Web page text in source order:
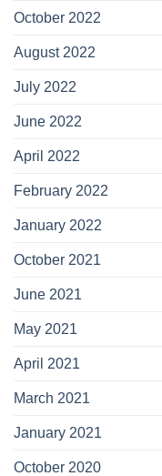
October 2022
August 2022
July 2022
June 2022
April 2022
February 2022
January 2022
October 2021
June 2021
May 2021
April 2021
March 2021
January 2021
October 2020